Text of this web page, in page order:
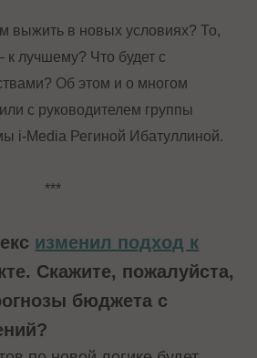
выжить в новых условиях? То,
к лучшему? Что будет с
Об этом и о многом
с руководителем группы
i-Media Региной Ибатуллиной.
***
изменил подход к
Скажите, пожалуйста,
бюджета с